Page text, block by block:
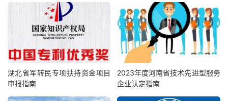
湖北省军转民专项扶持资金项目
申报指南
2023年度河南省技术先进型服务
企业认定指南